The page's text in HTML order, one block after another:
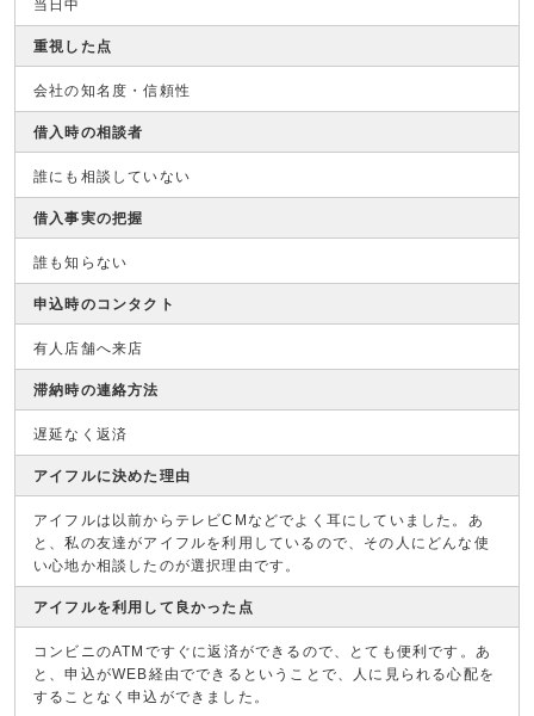
当日中
重視した点
会社の知名度・信頼性
借入時の相談者
誰にも相談していない
借入事実の把握
誰も知らない
申込時のコンタクト
有人店舗へ来店
滞納時の連絡方法
遅延なく返済
アイフルに決めた理由
アイフルは以前からテレビCMなどでよく耳にしていました。あ
と、私の友達がアイフルを利用しているので、その人にどんな使
い心地か相談したのが選択理由です。
アイフルを利用して良かった点
コンビニのATMですぐに返済ができるので、とても便利です。あ
と、申込がWEB経由でできるということで、人に見られる心配を
することなく申込ができました。